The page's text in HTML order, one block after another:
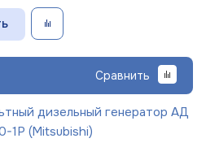
Сравнить
дизельный генератор АД
1Р (Mitsubishi)